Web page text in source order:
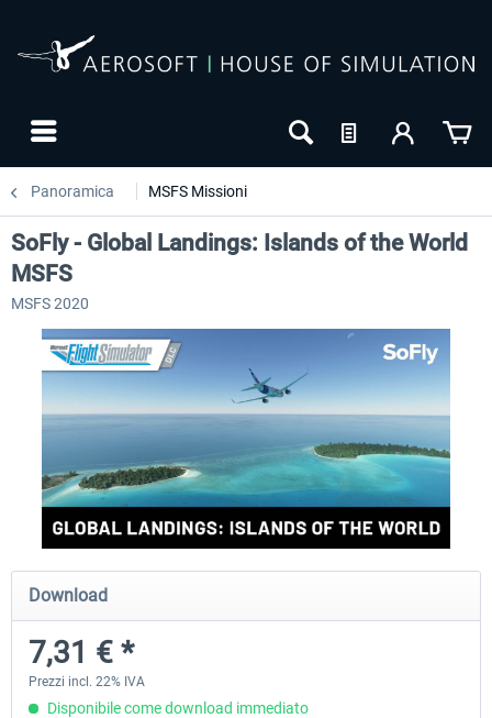
Panoramica MSFS Missioni
15,25 € *
SoFly - Global Landings: Islands of the World
MSFS
MSFS 2020
Download
7,31 € *
Prezzi incl. 22% IVA
Disponibile come download immediato